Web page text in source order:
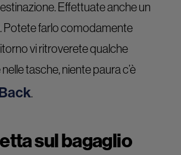
Effettuate anche un
Potete farlo comodamente
vi ritroverete qualche
tasche, niente paura c’è
.
sul bagaglio